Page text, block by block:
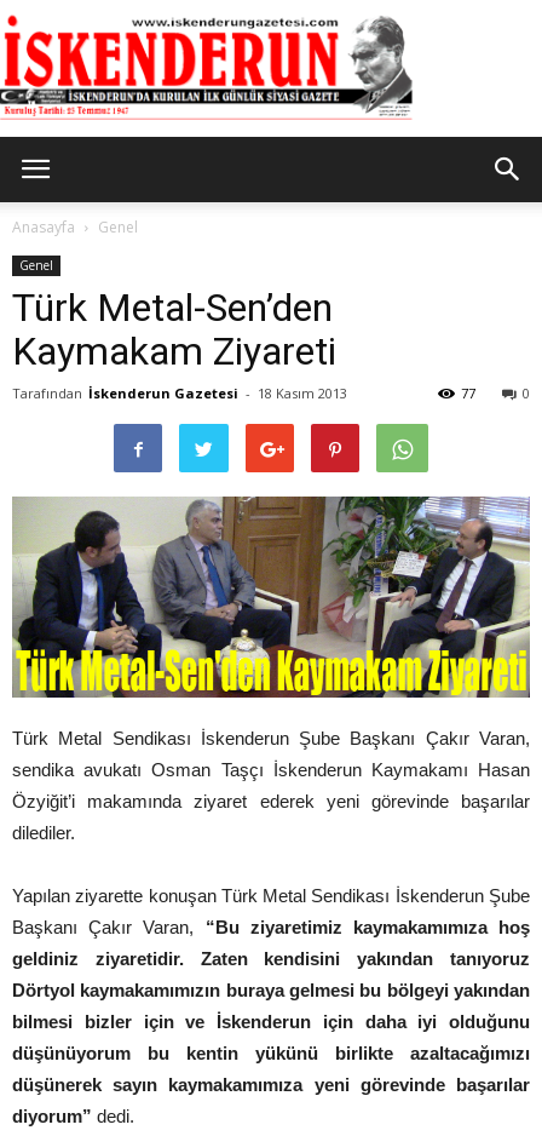
Gazetesi
Anasayfa Genel
Genel
Türk Metal-Sen’den
Kaymakam Ziyareti
Tarafından İskenderun Gazetesi - 18 Kasım 2013 0
77
Türk Metal Sendikası İskenderun Şube Başkanı Çakır Varan,
sendika avukatı Osman Taşçı İskenderun Kaymakamı Hasan
Özyiğit’i makamında ziyaret ederek yeni görevinde başarılar
dilediler.
Yapılan ziyarette konuşan Türk Metal Sendikası İskenderun Şube
Başkanı Çakır Varan, “Bu ziyaretimiz kaymakamımıza hoş
geldiniz ziyaretidir. Zaten kendisini yakından tanıyoruz
Dörtyol kaymakamımızın buraya gelmesi bu bölgeyi yakından
bilmesi bizler için ve İskenderun için daha iyi olduğunu
düşünüyorum bu kentin yükünü birlikte azaltacağımızı
düşünerek sayın kaymakamımıza yeni görevinde başarılar
diyorum” dedi.